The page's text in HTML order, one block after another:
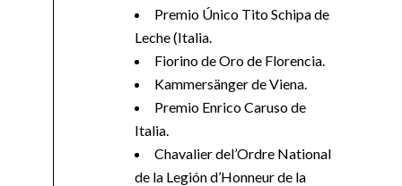
Premio Único Tito Schipa de
Leche (Italia.
Fiorino de Oro de Florencia.
Kammersänger de Viena.
Premio Enrico Caruso de
Italia.
Chavalier del’Ordre National
de la Legión d’Honneur de la